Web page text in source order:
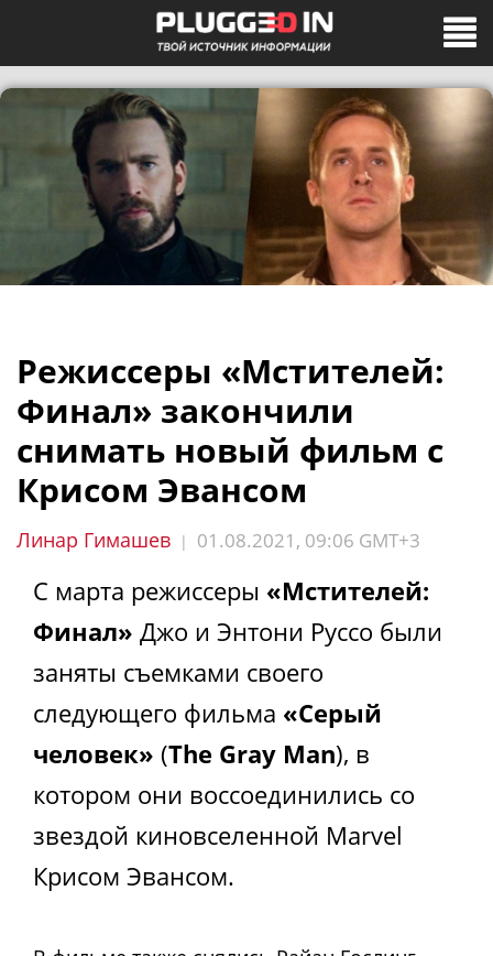
Режиссеры «Мстителей:
Финал» закончили
снимать новый фильм с
Крисом Эвансом
Линар Гимашев | 01.08.2021, 09:06 GMT+3
С марта режиссеры «Мстителей:
Финал» Джо и Энтони Руссо были
заняты съемками своего
следующего фильма «Серый
человек» (The Gray Man), в
котором они воссоединились со
звездой киновселенной Marvel
Крисом Эвансом.